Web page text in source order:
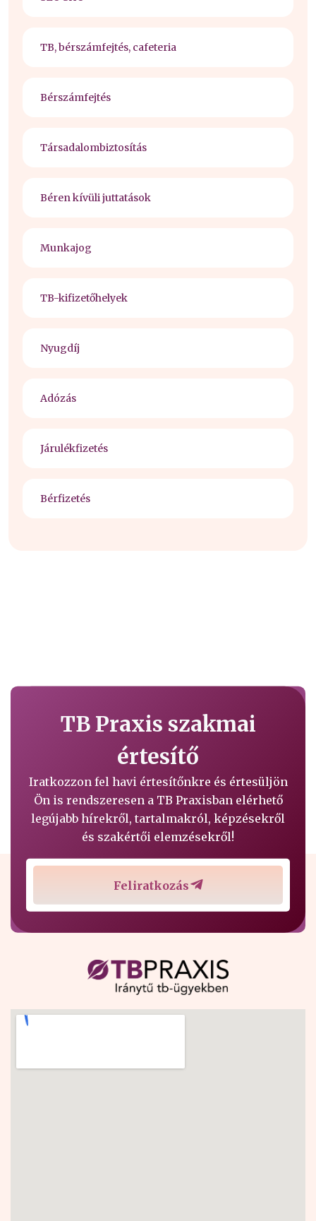
TB, bérszámfejtés, cafeteria
Bérszámfejtés
Társadalombiztosítás
Béren kívüli juttatások
Munkajog
TB-kifizetőhelyek
Nyugdíj
Adózás
Járulékfizetés
Bérfizetés
TB Praxis szakmai
értesítő
Iratkozzon fel havi értesítőnkre és értesüljön
Ön is rendszeresen a TB Praxisban elérhető
legújabb hírekről, tartalmakról, képzésekről
és szakértői elemzésekről!
Feliratkozás